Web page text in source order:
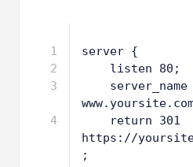
1
2
3
4
server {
listen 80;
return 301
https://
;